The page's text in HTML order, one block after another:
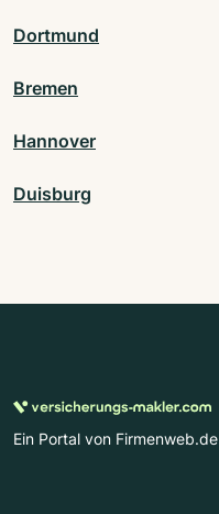
Dortmund
Bremen
Hannover
Duisburg
Ein Portal von Firmenweb.de